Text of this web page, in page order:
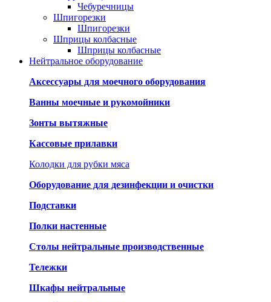
Чебуречницы
Шпигорезки
Шпигорезки
Шприцы колбасные
Шприцы колбасные
Нейтральное оборудование
Аксессуары для моечного оборудования
Ванны моечные и рукомойники
Зонты вытяжные
Кассовые прилавки
Колодки для рубки мяса
Оборудование для дезинфекции и очистки
Подставки
Полки настенные
Столы нейтральные производственные
Тележки
Шкафы нейтральные